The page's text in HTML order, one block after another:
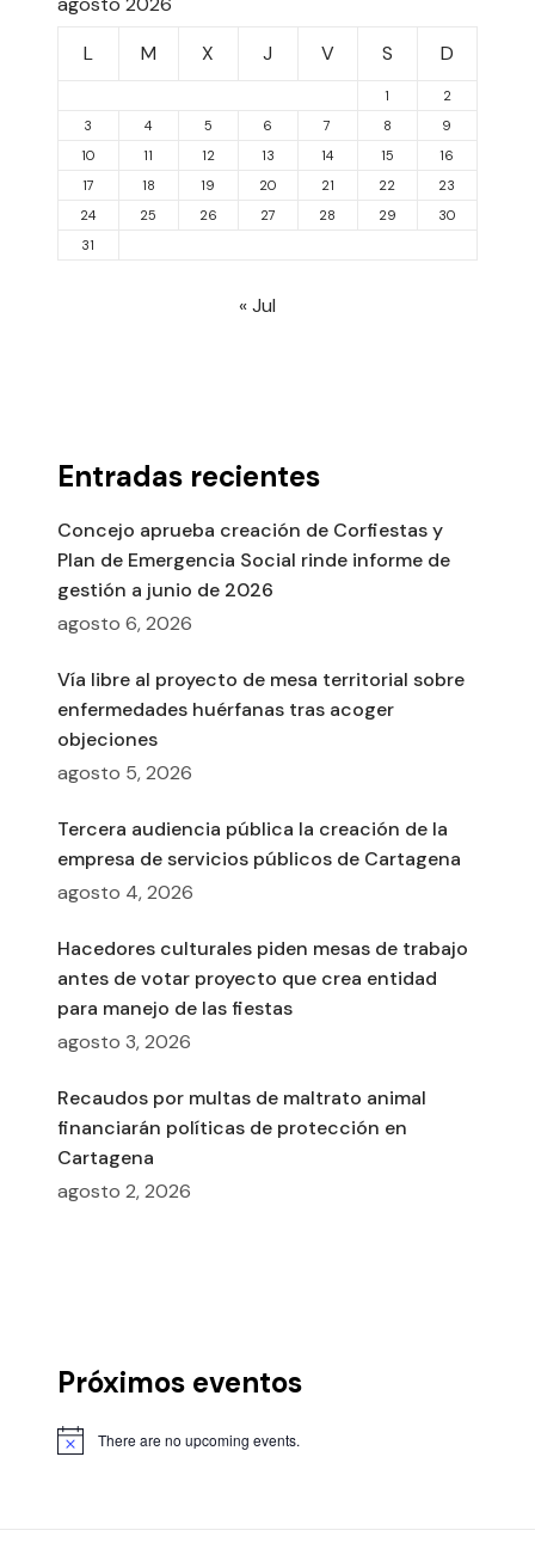
L
M X J V S D
1
2
3
4 5 6 7 8
9
10
11 12 13 14 15
16
17
18 19 20 21 22
23
24
25 26 27 28 29
30
31
« Jul
Entradas recientes
Concejo aprueba creación de Corfiestas y
Plan de Emergencia Social rinde informe de
gestión a junio de 2026
agosto 6, 2026
Vía libre al proyecto de mesa territorial sobre
enfermedades huérfanas tras acoger
objeciones
agosto 5, 2026
Tercera audiencia pública la creación de la
empresa de servicios públicos de Cartagena
agosto 4, 2026
Hacedores culturales piden mesas de trabajo
antes de votar proyecto que crea entidad
para manejo de las fiestas
agosto 3, 2026
Recaudos por multas de maltrato animal
financiarán políticas de protección en
Cartagena
agosto 2, 2026
Próximos eventos
There are no upcoming events.